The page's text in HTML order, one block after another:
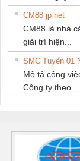
CM88 jp net
CM88 là nhà
giải trí hiện...
SMC Tuyển 01
Mô tả công
Công ty theo...